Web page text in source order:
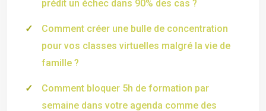
prédit un échec dans 90% des cas ?
Comment créer une bulle de concentration
pour vos classes virtuelles malgré la vie de
famille ?
Comment bloquer 5h de formation par
semaine dans votre agenda comme des